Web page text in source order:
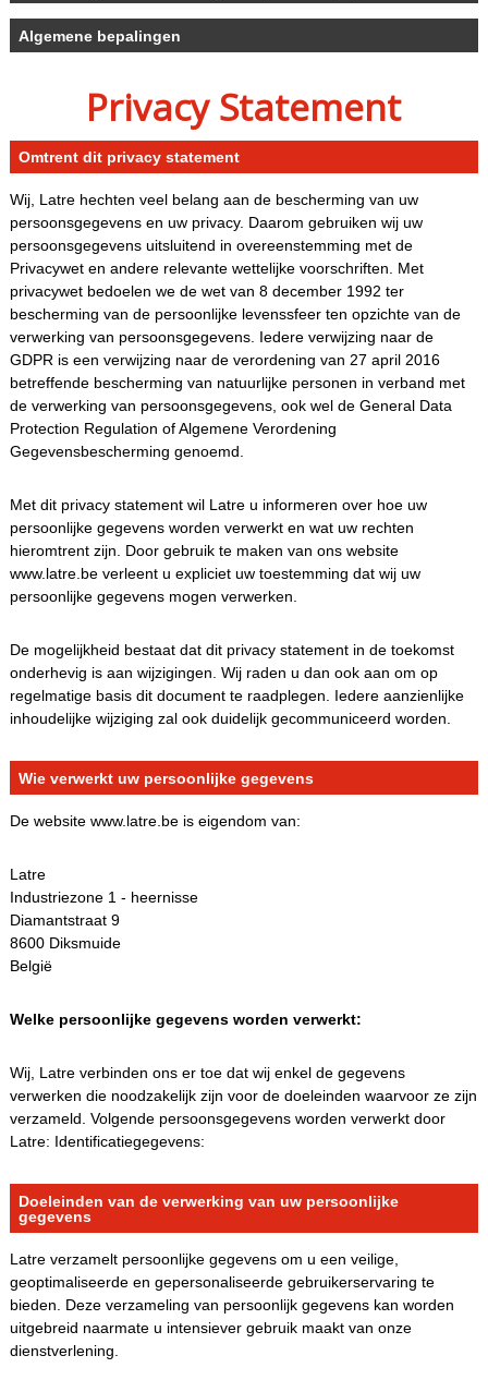
Algemene bepalingen
Privacy Statement
Omtrent dit privacy statement
Wij, Latre hechten veel belang aan de bescherming van uw
persoonsgegevens en uw privacy. Daarom gebruiken wij uw
persoonsgegevens uitsluitend in overeenstemming met de
Privacywet en andere relevante wettelijke voorschriften. Met
privacywet bedoelen we de wet van 8 december 1992 ter
bescherming van de persoonlijke levenssfeer ten opzichte van de
verwerking van persoonsgegevens. Iedere verwijzing naar de
GDPR is een verwijzing naar de verordening van 27 april 2016
betreffende bescherming van natuurlijke personen in verband met
de verwerking van persoonsgegevens, ook wel de General Data
Protection Regulation of Algemene Verordening
Gegevensbescherming genoemd.
Met dit privacy statement wil Latre u informeren over hoe uw
persoonlijke gegevens worden verwerkt en wat uw rechten
hieromtrent zijn. Door gebruik te maken van ons website
www.latre.be verleent u expliciet uw toestemming dat wij uw
persoonlijke gegevens mogen verwerken.
De mogelijkheid bestaat dat dit privacy statement in de toekomst
onderhevig is aan wijzigingen. Wij raden u dan ook aan om op
regelmatige basis dit document te raadplegen. Iedere aanzienlijke
inhoudelijke wijziging zal ook duidelijk gecommuniceerd worden.
Wie verwerkt uw persoonlijke gegevens
De website www.latre.be is eigendom van:
Latre
Industriezone 1 - heernisse
Diamantstraat 9
8600 Diksmuide
België
Welke persoonlijke gegevens worden verwerkt:
Wij, Latre verbinden ons er toe dat wij enkel de gegevens
verwerken die noodzakelijk zijn voor de doeleinden waarvoor ze zijn
verzameld. Volgende persoonsgegevens worden verwerkt door
Latre: Identificatiegegevens:
Doeleinden van de verwerking van uw persoonlijke
gegevens
Latre verzamelt persoonlijke gegevens om u een veilige,
geoptimaliseerde en gepersonaliseerde gebruikerservaring te
bieden. Deze verzameling van persoonlijk gegevens kan worden
uitgebreid naarmate u intensiever gebruik maakt van onze
dienstverlening.